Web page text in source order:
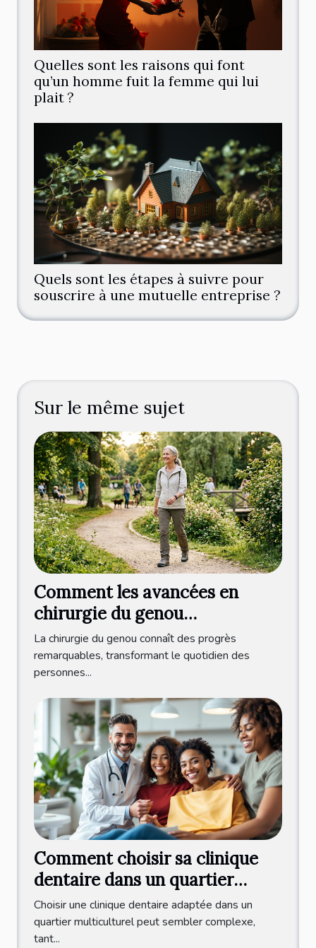
Quelles sont les raisons qui font
qu’un homme fuit la femme qui lui
plait ?
Quels sont les étapes à suivre pour
souscrire à une mutuelle entreprise ?
Sur le même sujet
Comment les avancées en
chirurgie du genou
améliorent-elles la qualité de
vie ?
La chirurgie du genou connaît des progrès
remarquables, transformant le quotidien des
personnes...
Comment choisir sa clinique
dentaire dans un quartier
multiculturel ?
Choisir une clinique dentaire adaptée dans un
quartier multiculturel peut sembler complexe,
tant...